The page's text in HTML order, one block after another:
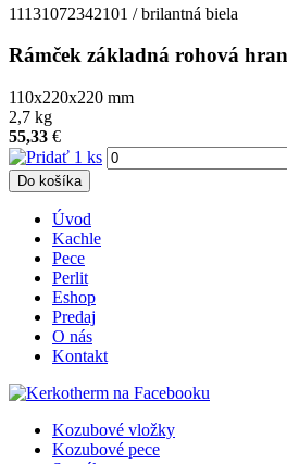
11131072342101 / brilantná biela
Rámček základná rohová
110x220x220 mm
2,7 kg
55,33 €
Do košíka
Úvod
Kachle
Pece
Perlit
Eshop
Predaj
O nás
Kontakt
Kozubové vložky
Kozubové pece